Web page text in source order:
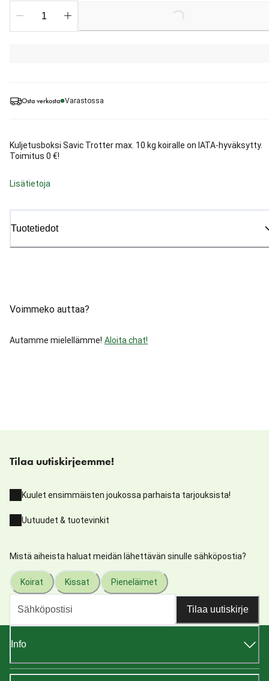
Osta verkosta Varastossa
Kuljetusboksi Savic Trotter max. 10 kg koiralle on IATA-hyväksytty.
Toimitus 0 €!
Lisätietoja
Tuotetiedot
Voimmeko auttaa?
Autamme mielellämme! Aloita chat!
Loading...
Tilaa uutiskirjeemme!
Kuulet ensimmäisten joukossa parhaista tarjouksista!
Uutuudet & tuotevinkit
Mistä aiheista haluat meidän lähettävän sinulle sähköpostia?
Koirat Kissat Pieneläimet
Tilaa uutiskirje
Info